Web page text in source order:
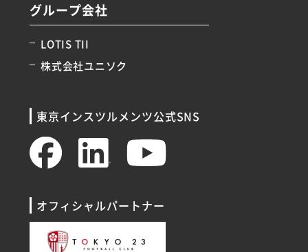
グループ会社
LOTIS TII
株式会社ユニソク
東京インスツルメンツ公式SNS
オフィシャルパートナー